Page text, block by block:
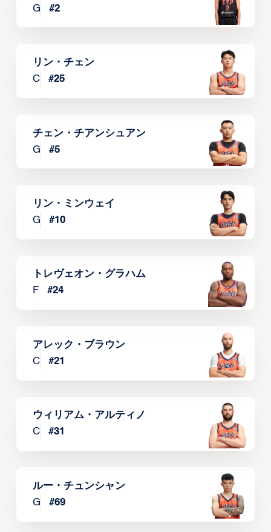
G
#2
リン・チェン
C
#25
チェン・チアンシュアン
G
#5
リン・ミンウェイ
G
#10
トレヴェオン・グラハム
F
#24
アレック・ブラウン
C
#21
ウィリアム・アルティノ
C
#31
ルー・チュンシャン
G
#69